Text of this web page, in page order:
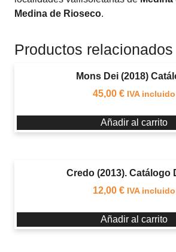
Medina de Rioseco.
Productos relacionados
Mons Dei (2018)
45,00 € IVA incluido
Añadir al carrito
Credo (2013). Catálogo
12,00 € IVA incluido
Añadir al carrito